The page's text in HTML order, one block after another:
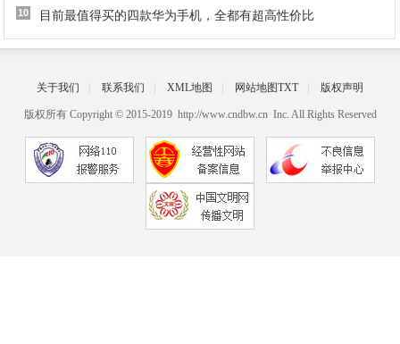
10 目前最值得买的四款华为手机，全都有超高性价比
关于我们 联系我们 XML地图 网站地图TXT 版权声明
版权所有 Copyright © 2015-2019 http://www.cndbw.cn Inc. All Rights Reserved